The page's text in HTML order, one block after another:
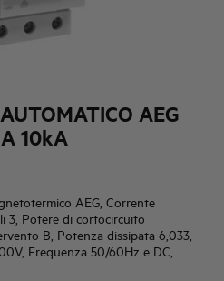
AEG
10kA
AEG, Corrente
3, Potere di cortocircuito
B, Potenza dissipata 6,033,
Frequenza 50/60Hz e DC,